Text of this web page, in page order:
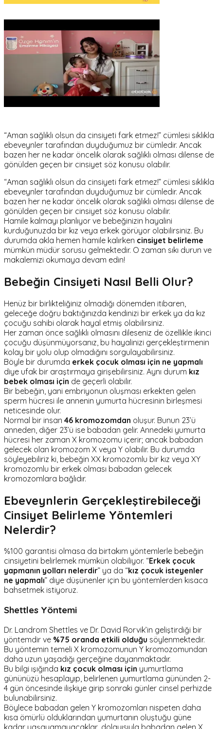
“Aman sağlıklı olsun da cinsiyeti fark etmez!” cümlesi sıklıkla
ebeveynler tarafından duyduğumuz bir cümledir. Ancak
bazen her ne kadar öncelik olarak sağlıklı olması dilense de
gönülden geçen bir cinsiyet söz konusu olabilir.
“Aman sağlıklı olsun da cinsiyeti fark etmez!” cümlesi sıklıkla
ebeveynler tarafından duyduğumuz bir cümledir. Ancak
bazen her ne kadar öncelik olarak sağlıklı olması dilense de
gönülden geçen bir cinsiyet söz konusu olabilir.
Hamile kalmayı planlıyor ve bebeğinizin hayalini
kurduğunuzda bir kız veya erkek görüyor olabilirsiniz. Bu
durumda akla hemen hamile kalırken cinsiyet belirleme
mümkün müdür sorusu gelmektedir. O zaman sıkı durun ve
makalemizi okumaya devam edin!
Bebeğin Cinsiyeti Nasıl Belli Olur?
Henüz bir birlikteliğiniz olmadığı dönemden itibaren,
geleceğe doğru baktığınızda kendinizi bir erkek ya da kız
çocuğu sahibi olarak hayal etmiş olabilirsiniz.
Her zaman önce sağlıklı olmasını dileseniz de özellikle ikinci
çocuğu düşünmüyorsanız, bu hayalinizi gerçekleştirmenin
kolay bir yolu olup olmadığını sorgulayabilirsiniz.
Böyle bir durumda erkek çocuk olması için ne yapmalı
diye ufak bir araştırmaya girişebilirsiniz. Aynı durum kız
bebek olması için de geçerli olabilir.
Bir bebeğin, yani embriyonun oluşması erkekten gelen
sperm hücresi ile annenin yumurta hücresinin birleşmesi
neticesinde olur.
Normal bir insan 46 kromozomdan oluşur. Bunun 23’ü
anneden, diğer 23’ü ise babadan gelir. Annedeki yumurta
hücresi her zaman X kromozomu içerir; ancak babadan
gelecek olan kromozom X veya Y olabilir. Bu durumda
söyleyebiliriz ki, bebeğin XX kromozomlu bir kız veya XY
kromozomlu bir erkek olması babadan gelecek
kromozomlara bağlıdır.
Ebeveynlerin Gerçekleştirebileceği
Cinsiyet Belirleme Yöntemleri
Nelerdir?
%100 garantisi olmasa da birtakım yöntemlerle bebeğin
cinsiyetini belirlemek mümkün olabiliyor. “Erkek çocuk
yapmanın yolları nelerdir” ya da “kız çocuk isteyenler
ne yapmalı” diye düşünenler için bu yöntemlerden kısaca
bahsetmek istiyoruz.
Shettles Yöntemi
Dr. Landrom Shettles ve Dr. David Rorvik’in geliştirdiği bir
yöntemdir ve %75 oranda etkili olduğu söylenmektedir.
Bu yöntemin temeli X kromozomunun Y kromozomundan
daha uzun yaşadığı gerçeğine dayanmaktadır.
Bu bilgi ışığında kız çocuk olması için yumurtlama
gününüzü hesaplayıp, belirlenen yumurtlama gününden 2-
4 gün öncesinde ilişkiye girip sonraki günler cinsel perhizde
bulunabilirsiniz.
Böylece babadan gelen Y kromozomları nispeten daha
kısa ömürlü olduklarından yumurtanın oluştuğu güne
kadar yaşayamayacaklar, dolayısıyla babadan gelen X